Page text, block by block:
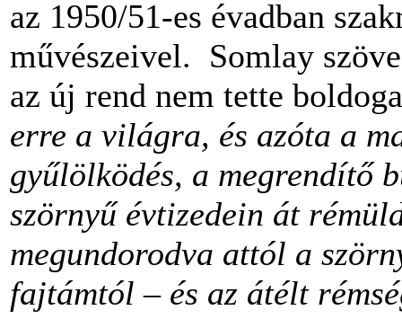
az 1950/51-es évadban
művészeivel. Somlay
az új rend nem tette
erre a világra, és azóta a
gyűlölködés, a megrendítő
szörnyű évtizedein át
megundorodva attól a
fajtámtól – és az átélt